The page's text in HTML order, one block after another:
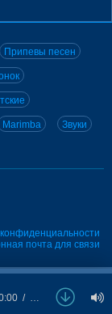
Припевы песен
Marimba Звуки
почта для связи
…